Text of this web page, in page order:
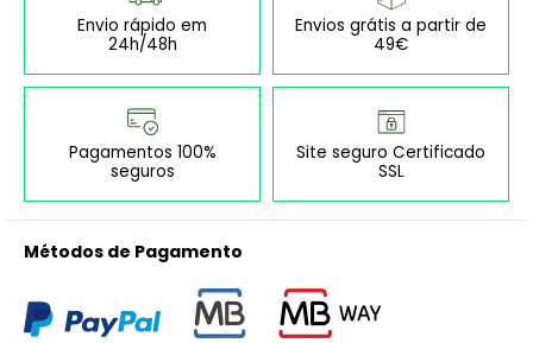
Envio rápido em
24h/48h
Envios grátis a partir de
49€
Pagamentos 100%
seguros
Site seguro Certificado
SSL
Métodos de Pagamento